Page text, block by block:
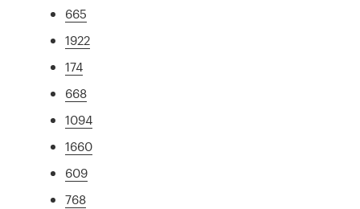
665
1922
174
668
1094
1660
609
768